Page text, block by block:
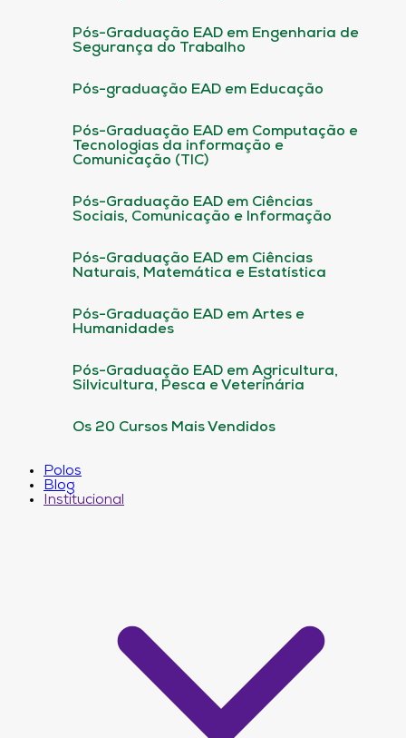
Pós-Graduação EAD em Engenharia de
Segurança do Trabalho
Pós-graduação EAD em Educação
Pós-Graduação EAD em Computação e
Tecnologias da informação e
Comunicação (TIC)
Pós-Graduação EAD em Ciências
Sociais, Comunicação e Informação
Pós-Graduação EAD em Ciências
Naturais, Matemática e Estatística
Pós-Graduação EAD em Artes e
Humanidades
Pós-Graduação EAD em Agricultura,
Silvicultura, Pesca e Veterinária
Os 20 Cursos Mais Vendidos
Polos
Blog
Institucional